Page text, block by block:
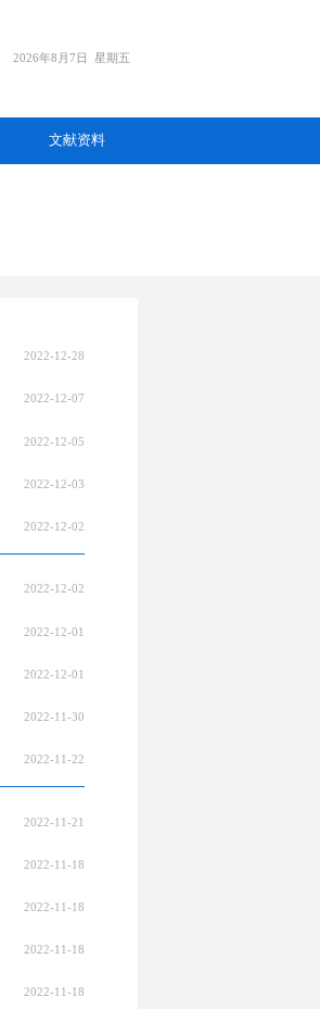
2026年8月7日 星期五
文献资料
2022-12-28
2022-12-07
2022-12-05
2022-12-03
2022-12-02
2022-12-02
2022-12-01
2022-12-01
2022-11-30
2022-11-22
2022-11-21
2022-11-18
2022-11-18
2022-11-18
2022-11-18